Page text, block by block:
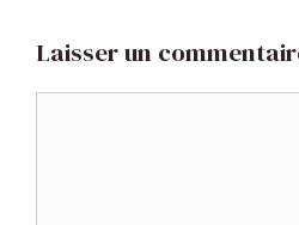
Laisser un